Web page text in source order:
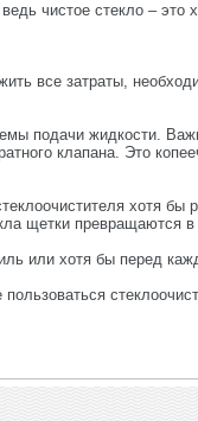
чистое стекло –
все затраты,
подачи жидкости.
клапана. Это
хотя
щетки превращаются
или хотя бы перед